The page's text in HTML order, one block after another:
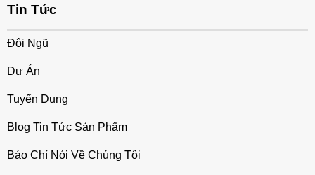
Tin Tức
Đội Ngũ
Dự Án
Tuyển Dụng
Blog Tin Tức Sản Phẩm
Báo Chí Nói Về Chúng Tôi